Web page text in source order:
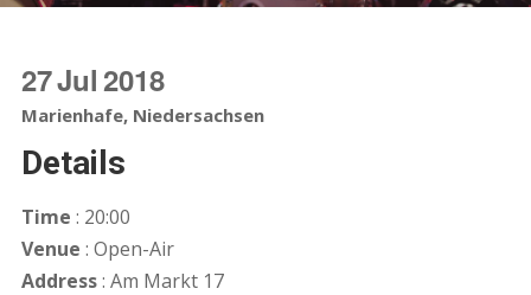
27Jul2018
Marienhafe, Niedersachsen
Details
Time : 20:00
Venue : Open-Air
Address: Am Markt 17